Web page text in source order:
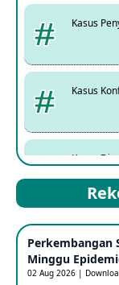
Kasus
Kasus
Kasus
Mpox
Perkembangan
Minggu
02 Aug 2026 |